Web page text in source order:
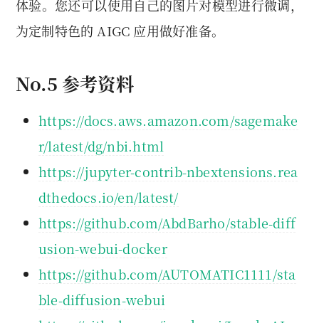
体验。您还可以使用自己的图片对模型进行微调，
为定制特色的 AIGC 应用做好准备。
No.5 参考资料
https://docs.aws.amazon.com/sagemake
r/latest/dg/nbi.html
https://jupyter-contrib-nbextensions.rea
dthedocs.io/en/latest/
https://github.com/AbdBarho/stable-diff
usion-webui-docker
https://github.com/AUTOMATIC1111/sta
ble-diffusion-webui